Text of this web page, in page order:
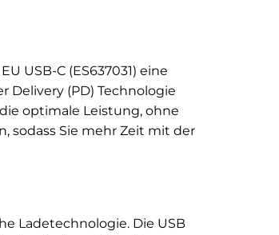
USB-C (ES637031) eine
Delivery (PD) Technologie
optimale Leistung, ohne
sodass Sie mehr Zeit mit der
Ladetechnologie. Die USB